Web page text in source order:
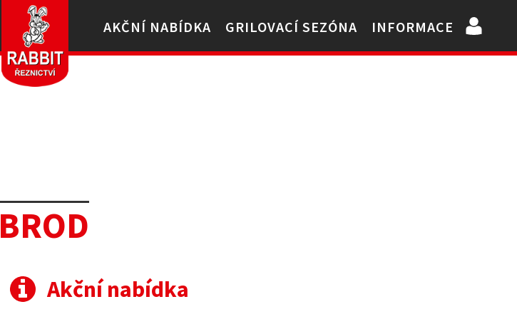
AKČNÍ NABÍDKA GRILOVACÍ SEZÓNA INFORMACE
BROD
Akční nabídka